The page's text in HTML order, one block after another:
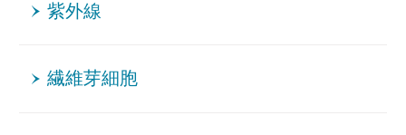
紫外線
繊維芽細胞